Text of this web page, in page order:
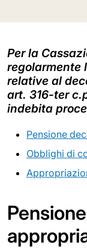
Per la
regolarmente
relative al
art. 316-ter
indebita
Pensione
Obblighi di